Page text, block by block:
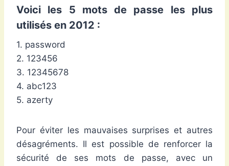
Voici les 5 mots de passe les plus
utilisés en 2012 :
1. password
2. 123456
3. 12345678
4. abc123
5. azerty
Pour éviter les mauvaises surprises et autres
désagréments. Il est possible de renforcer la
sécurité de ses mots de passe, avec un